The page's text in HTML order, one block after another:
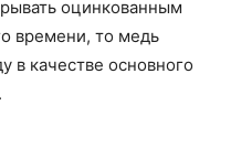
оцинкованным
времени, то медь
в качестве основного